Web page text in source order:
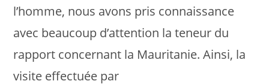
l’homme, nous avons pris connaissance
avec beaucoup d’attention la teneur du
rapport concernant la Mauritanie. Ainsi, la
visite effectuée par